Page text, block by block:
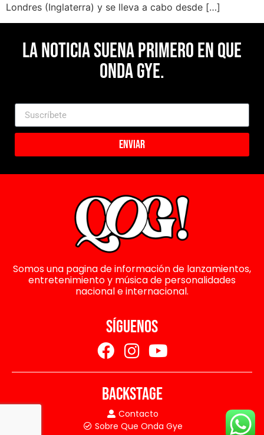
Londres (Inglaterra) y se lleva a cabo desde […]
La noticia suena primero en Que
Onda Gye.
Enviar
Somos una pagina de información de lanzamientos,
entretenimiento y música de personalidades
nacional e internacional.
SÍGUENOS
BACKSTAGE
Contacto
Sobre Que Onda Gye